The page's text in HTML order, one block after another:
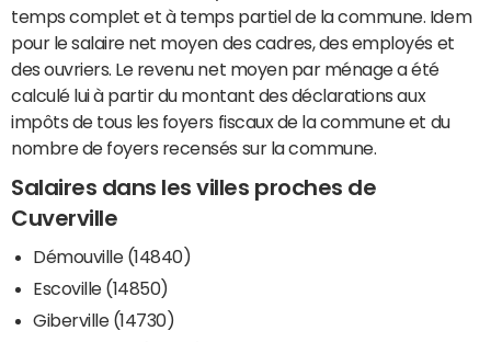
temps complet et à temps partiel de la commune. Idem
pour le salaire net moyen des cadres, des employés et
des ouvriers. Le revenu net moyen par ménage a été
calculé lui à partir du montant des déclarations aux
impôts de tous les foyers fiscaux de la commune et du
nombre de foyers recensés sur la commune.
Salaires dans les villes proches de
Cuverville
Démouville (14840)
Escoville (14850)
Giberville (14730)